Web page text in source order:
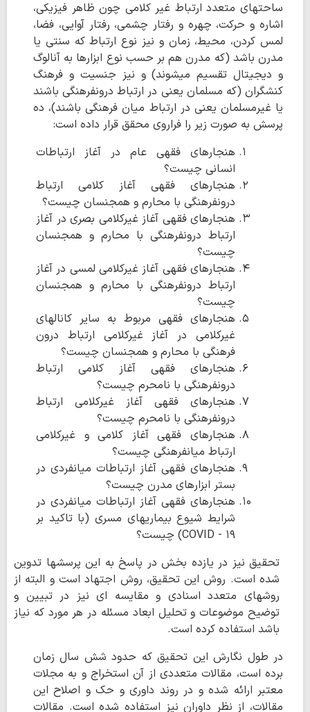
ساحتهای متعدد ارتباط غیر کلامی چون ظاهر فیزیکی،
اشاره و حرکت، چهره و رفتار چشمی، رفتار آوایی، فضا،
لمس کردن، محیط، زمان و نیز نوع ارتباط که سنتی یا
مدرن باشد (که مدرن هم بر حسب نوع ابزارها به آنالوگ
و دیجیتال تقسیم میشوند) و نیز جنسیت و فرهنگ
کنشگران (که مسلمان یعنی در ارتباط درونفرهنگی باشند
یا غیرمسلمان یعنی در ارتباط میان فرهنگی باشند)، ده
پرسش به صورت زیر را فراروی محقق قرار داده است:
هنجارهای فقهی عام در آغاز ارتباطات
انسانی چیست؟
هنجارهای فقهی آغاز کلامی ارتباط
درونفرهنگی با محارم و همجنسان چیست؟
هنجارهای فقهی آغاز غیرکلامی بصری در آغاز
ارتباط درونفرهنگی با محارم و همجنسان
چیست؟
هنجارهای فقهی آغاز غیرکلامی لمسی در آغاز
ارتباط درونفرهنگی با محارم و همجنسان
چیست؟
هنجارهای فقهی مربوط به سایر کانالهای
غیرکلامی در آغاز غیرکلامی ارتباط درون
فرهنگی با محارم و همجنسان چیست؟
هنجارهای فقهی آغاز کلامی ارتباط
درونفرهنگی با نامحرم چیست؟
هنجارهای فقهی آغاز غیرکلامی ارتباط
درونفرهنگی با نامحرم چیست؟
هنجارهای فقهی آغاز کلامی و غیرکلامی
ارتباط میانفرهنگی چیست؟
هنجارهای فقهی آغاز ارتباطات میانفردی در
بستر ابزارهای مدرن چیست؟
هنجارهای فقهی آغاز ارتباطات میانفردی در
شرایط شیوع بیماریهای مسری (با تاکید بر
COVID - ۱۹) چیست؟
تحقیق نیز در یازده بخش در پاسخ به این پرسشها تدوین
شده است. روش این تحقیق، روش اجتهاد است و البته از
روشهای متعدد اسنادی و مقایسه ای نیز در تبیین و
توضیح موضوعات و تحلیل ابعاد مسئله در هر مورد که نیاز
باشد استفاده کرده است.
در طول نگارش این تحقیق که حدود شش سال زمان
برده است، مقالات متعددی از آن استخراج و به مجلات
معتبر ارائه شده و در روند داوری و حک و اصلاح این
مقالات، از نظر داوران نیز استفاده شده است. مقالات